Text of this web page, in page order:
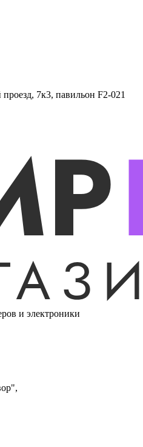
7к3, павильон F2-021
и электроники